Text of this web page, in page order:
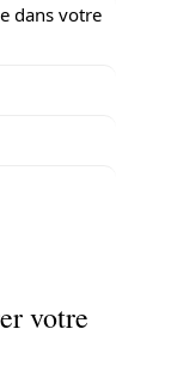
dans votre
votre